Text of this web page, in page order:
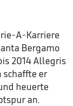
A-Karriere
Bergamo
2014 Allegris
schaffte er
heuerte
an.